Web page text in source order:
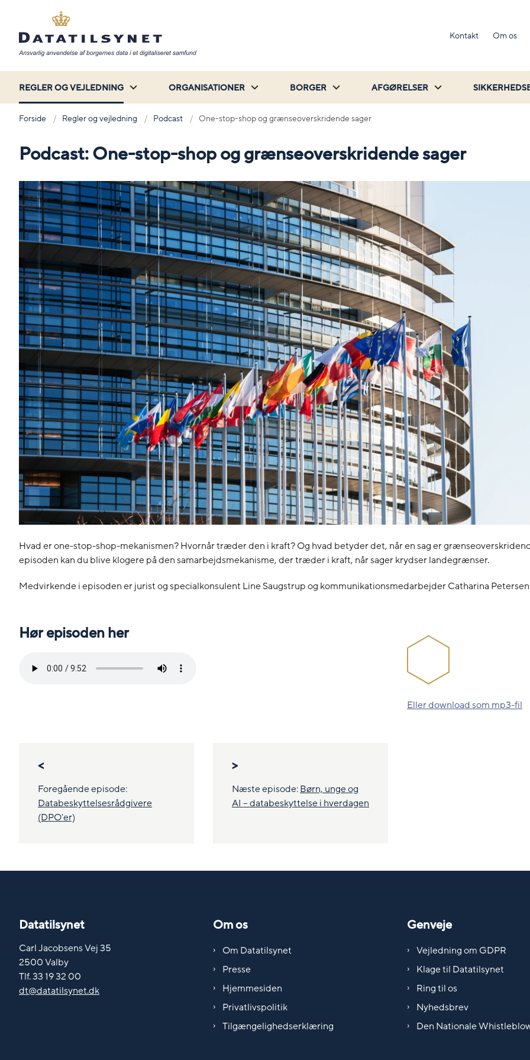
Kontakt Om os
REGLER OG VEJLEDNING ORGANISATIONER BORGER AFGØRELSER
Forside Regler og vejledning Podcast One-stop-shop og grænseoverskridende sager
Podcast: One-stop-shop og grænseoverskridende sager
Hvad er one-stop-shop-mekanismen? Hvornår træder den i kraft? Og hvad betyder det, når en sag er
episoden kan du blive klogere på den samarbejdsmekanisme, der træder i kraft, når sager krydser landegrænser.
Medvirkende i episoden er jurist og specialkonsulent Line Saugstrup og kommunikationsmedarbejder Catharina
Hør episoden her
Eller download som mp3-fil
<
Foregående episode:
Databeskyttelsesrådgivere
(DPO'er)
>
Næste episode:Børn, unge og
AI – databeskyttelse i hverdagen
Datatilsynet
Carl Jacobsens Vej 35
2500 Valby
Tlf. 33 19 32 00
dt@datatilsynet.dk
Om os
Om Datatilsynet
Presse
Hjemmesiden
Privatlivspolitik
Tilgængelighedserklæring
Genveje
Vejledning om GDPR
Klage til Datatilsynet
Ring til os
Nyhedsbrev
Den Nationale